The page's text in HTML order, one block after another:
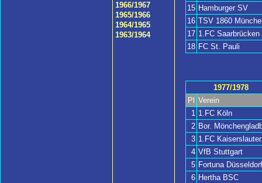
15 Hamburger SV
16 TSV 1860
17 1.FC Saarbrücken
18 FC St. Pauli
1977/1978
Pl
Verein
1 1.FC Köln
2 Bor.
3 1.FC
4 VfB Stuttgart
5 Fortuna Düsseldorf
6 Hertha BSC
1966/1967
1965/1966
1964/1965
1963/1964